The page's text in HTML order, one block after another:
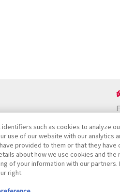
ビス
such as cookies to analyze
use of our website with our analytics
provided to them or that they
about how we use cookies and
of your information with our partners.
right.